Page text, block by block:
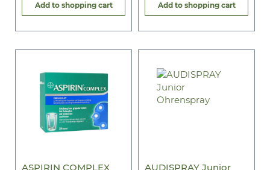
Add to shopping cart Add to shopping cart
ASPIRIN COMPLEX AUDISPRAY Junior